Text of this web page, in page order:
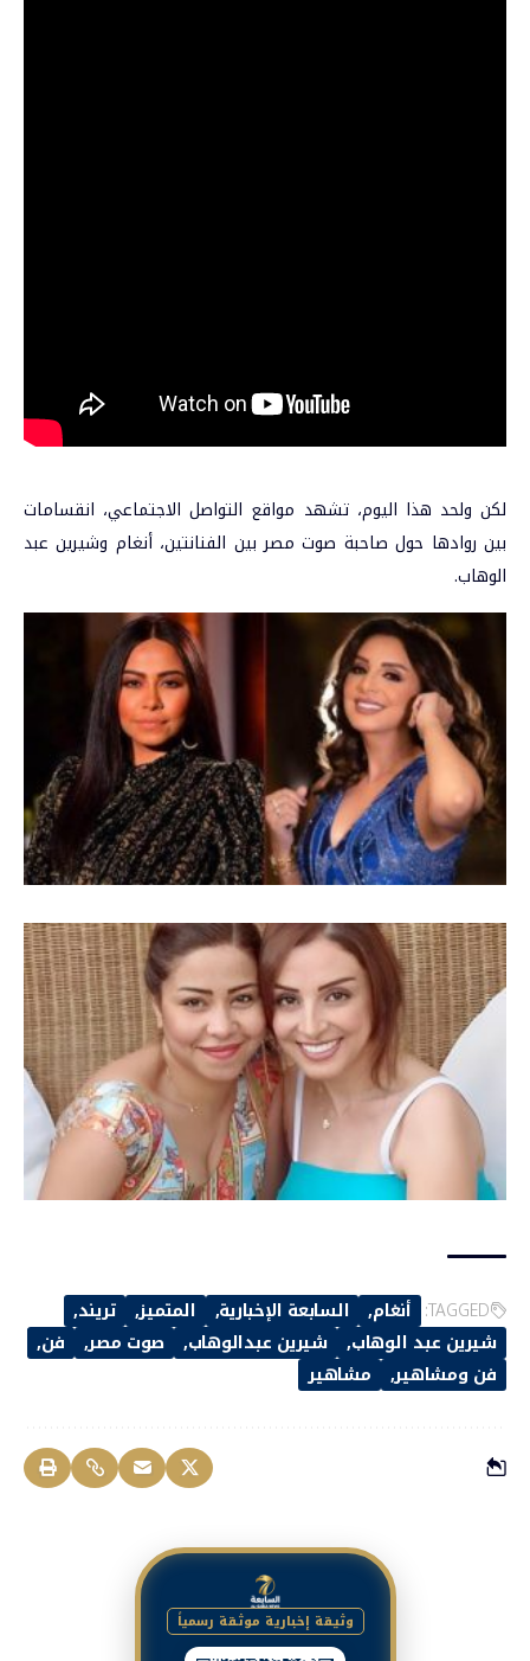
لكن ولحد هذا اليوم، تشهد مواقع التواصل الاجتماعي، انقسامات
بين روادها حول صاحبة صوت مصر بين الفنانتين، أنغام وشيرين عبد
الوهاب.
TAGGED: أنغام السابعة الإخبارية المتميز
تريند
شيرين عبد الوهاب
شيرين عبدالوهاب صوت مصر
فن
فن ومشاهير
مشاهير
وثيقة إخبارية موثقة رسمياً